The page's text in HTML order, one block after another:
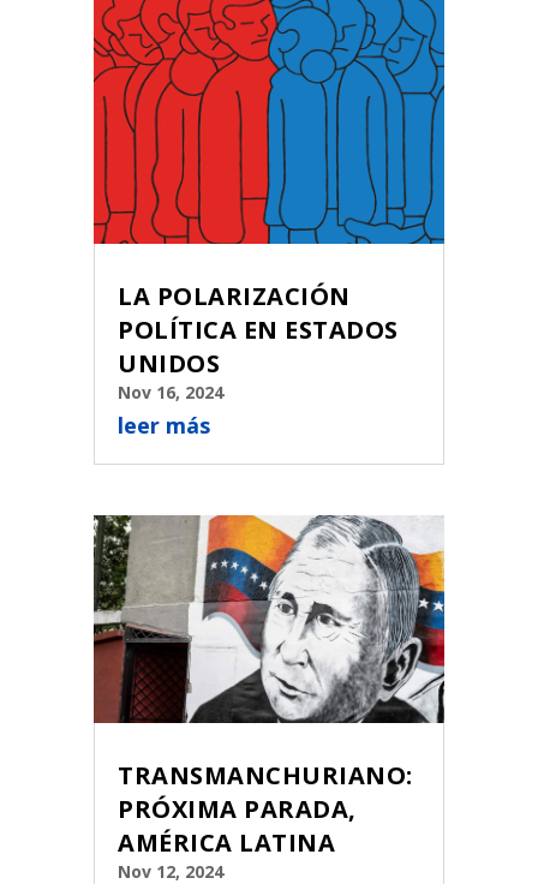
LA POLARIZACIÓN
POLÍTICA EN ESTADOS
UNIDOS
Nov 16, 2024
leer más
TRANSMANCHURIANO:
PRÓXIMA PARADA,
AMÉRICA LATINA
Nov 12, 2024